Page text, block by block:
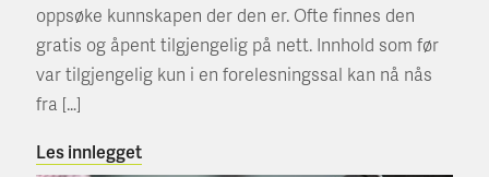
oppsøke kunnskapen der den er. Ofte finnes den
gratis og åpent tilgjengelig på nett. Innhold som før
var tilgjengelig kun i en forelesningssal kan nå nås
fra […]
Les innlegget